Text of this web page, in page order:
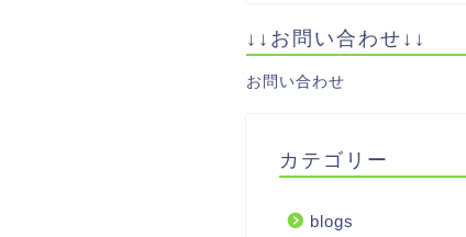
↓↓お問い合わせ↓↓
お問い合わせ
カテゴリー
blogs